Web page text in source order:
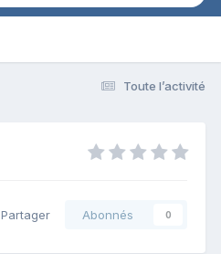
Toute l’activité
Partager Abonnés 0